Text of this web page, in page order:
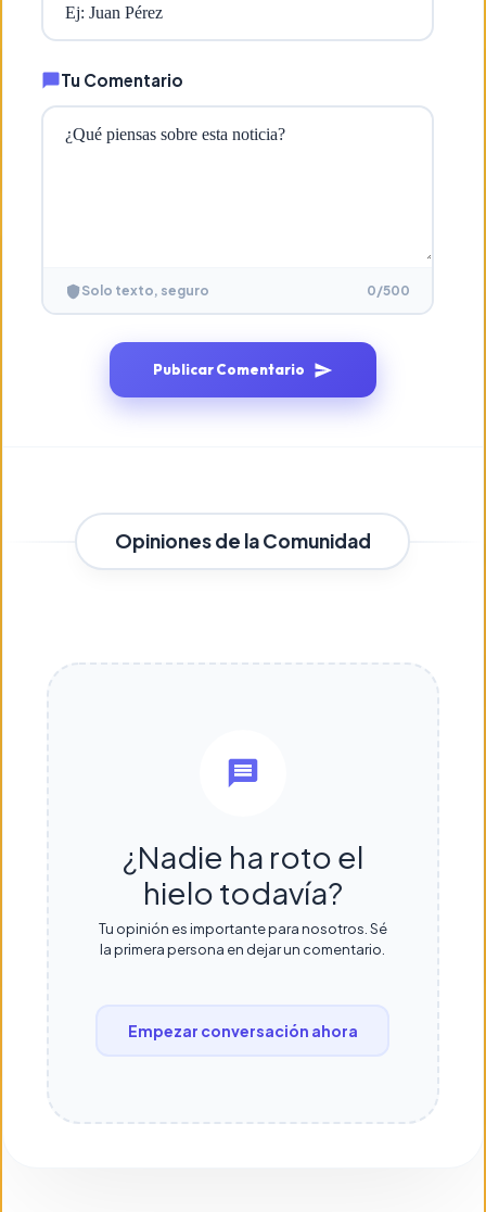
Tu Comentario
Solo texto, seguro 0/500
Publicar Comentario
Opiniones de la Comunidad
¿Nadie ha roto el
hielo todavía?
Tu opinión es importante para nosotros. Sé
la primera persona en dejar un comentario.
Empezar conversación ahora